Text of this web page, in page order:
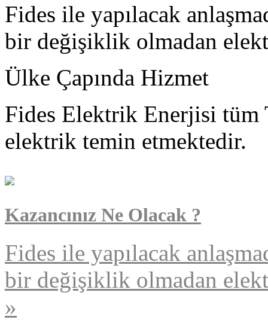
Fides ile yapılacak
bir değişiklik olmadan
Ülke Çapında Hizmet
Fides Elektrik Enerjisi tüm
elektrik temin etmektedir.
Kazancınız Ne Olacak ?
Fides ile yapılacak
bir değişiklik olmadan
»